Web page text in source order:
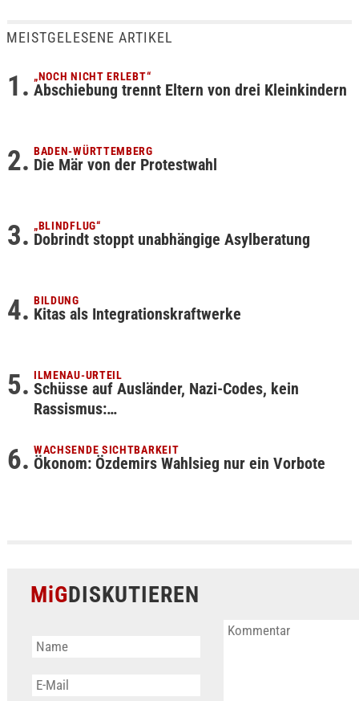
MEISTGELESENE ARTIKEL
„NOCH NICHT ERLEBT“
Abschiebung trennt Eltern von drei Kleinkindern
BADEN-WÜRTTEMBERG
Die Mär von der Protestwahl
„BLINDFLUG“
Dobrindt stoppt unabhängige Asylberatung
BILDUNG
Kitas als Integrationskraftwerke
ILMENAU-URTEIL
Schüsse auf Ausländer, Nazi-Codes, kein
Rassismus:…
WACHSENDE SICHTBARKEIT
Ökonom: Özdemirs Wahlsieg nur ein Vorbote
MiGDISKUTIEREN